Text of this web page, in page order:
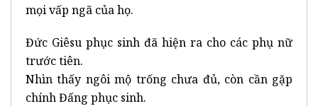
mọi vấp ngã của họ.
Đức Giêsu phục sinh đã hiện ra cho các phụ nữ
trước tiên.
Nhìn thấy ngôi mộ trống chưa đủ, còn cần gặp
chính Đấng phục sinh.